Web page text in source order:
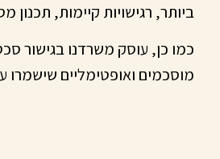
ביותר, רגישויות קיימות, תכנון
כמו כן, עוסק משרדנו בגישור
מוסכמים ואופטימליים